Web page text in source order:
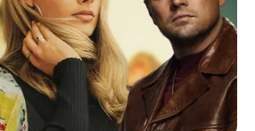
Kiderült, pontosan mennyi jár a
fizetése bruttó 4 364 976